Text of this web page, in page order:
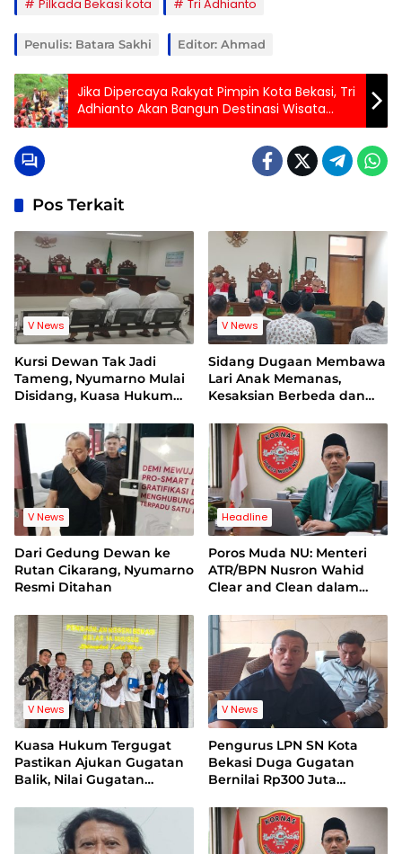
Pilkada Bekasi kota Tri Adhianto
Penulis: Batara Sakhi Editor: Ahmad
Jika Dipercaya Rakyat Pimpin Kota Bekasi, Tri
Adhianto Akan Bangun Destinasi Wisata
Sungai
Pos Terkait
V News
Kursi Dewan Tak Jadi
Tameng, Nyumarno Mulai
Disidang, Kuasa Hukum
Hukum Bebas Intervensi
V News
Sidang Dugaan Membawa
Lari Anak Memanas,
Kesaksian Berbeda dan
V News
Dari Gedung Dewan ke
Rutan Cikarang, Nyumarno
Resmi Ditahan
Headline
Poros Muda NU: Menteri
ATR/BPN Nusron Wahid
Clear and Clean dalam
Kuansing
V News
Kuasa Hukum Tergugat
Pastikan Ajukan Gugatan
Balik, Nilai Gugatan
Legal Standing
V News
Pengurus LPN SN Kota
Bekasi Duga Gugatan
Bernilai Rp300 Juta
Terhadap Lembaga